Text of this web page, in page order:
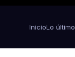
InicioLo último